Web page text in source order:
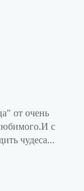
от очень
с
чудеса...